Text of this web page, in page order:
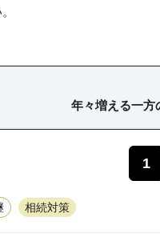
年々増える一方
1
相続対策